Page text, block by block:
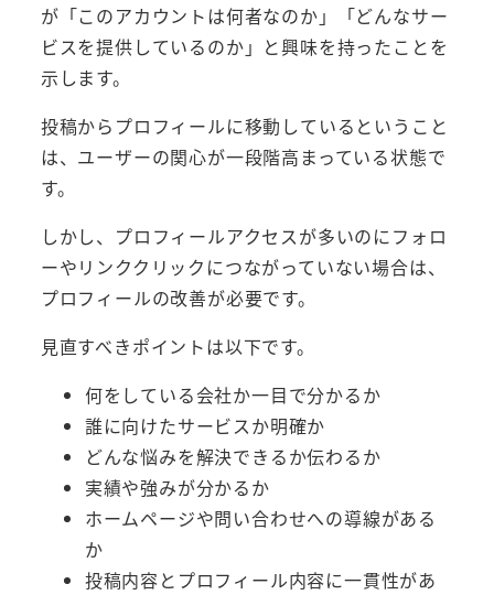
が「このアカウントは何者なのか」「どんなサー
ビスを提供しているのか」と興味を持ったことを
示します。
投稿からプロフィールに移動しているということ
は、ユーザーの関心が一段階高まっている状態で
す。
しかし、プロフィールアクセスが多いのにフォロ
ーやリンククリックにつながっていない場合は、
プロフィールの改善が必要です。
見直すべきポイントは以下です。
何をしている会社か一目で分かるか
誰に向けたサービスか明確か
どんな悩みを解決できるか伝わるか
実績や強みが分かるか
ホームページや問い合わせへの導線がある
か
投稿内容とプロフィール内容に一貫性があ